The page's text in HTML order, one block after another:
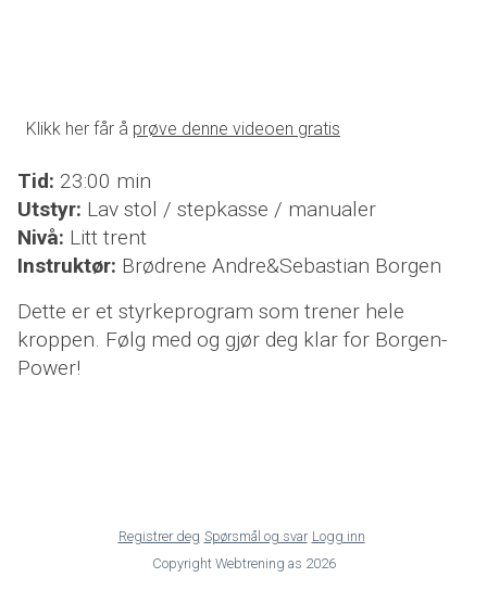
Klikk her får å prøve denne videoen gratis
Tid: 23:00 min
Utstyr: Lav stol / stepkasse / manualer
Nivå: Litt trent
Instruktør: Brødrene Andre&Sebastian Borgen
Dette er et styrkeprogram som trener hele
kroppen. Følg med og gjør deg klar for Borgen-
Power!
Registrer deg Spørsmål og svar Logg inn
Copyright Webtrening as 2026